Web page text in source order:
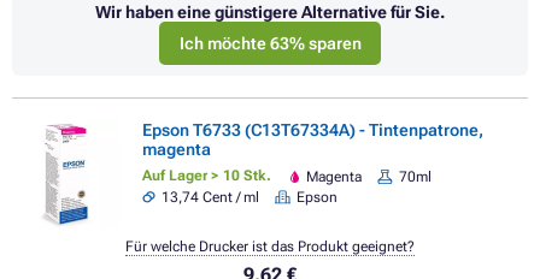
Wir haben eine günstigere Alternative für Sie.
Ich möchte 63% sparen
Epson T6733 (C13T67334A) - Tintenpatrone,
magenta
Auf Lager > 10 Stk. Magenta
70ml
13,74 Cent / ml
Epson
Für welche Drucker ist das Produkt geeignet?